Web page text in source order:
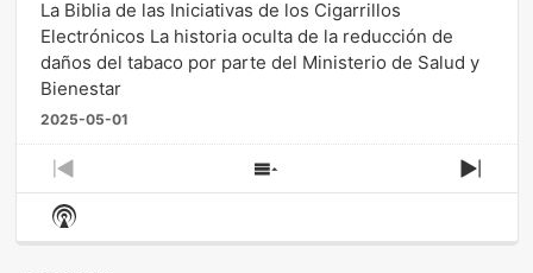
La Biblia de las Iniciativas de los Cigarrillos
Electrónicos La historia oculta de la reducción de
daños del tabaco por parte del Ministerio de Salud y
Bienestar
2025-05-01
Previous
Episode
Show
Episodes
Next
Show
Podcast